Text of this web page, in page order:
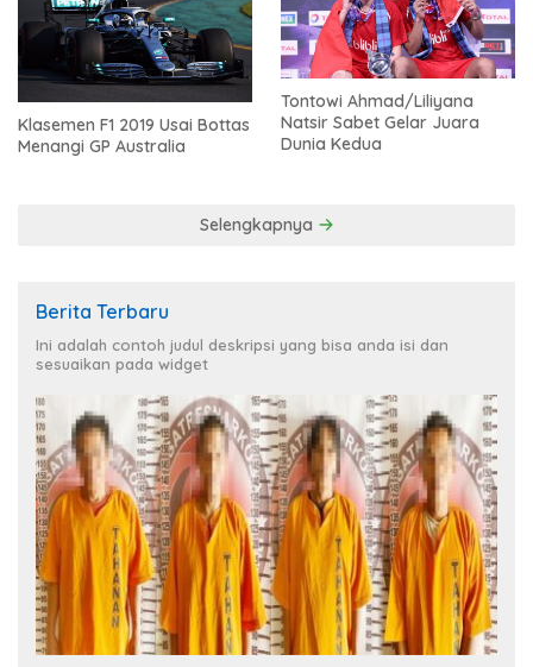
Klasemen F1 2019 Usai Bottas
Menangi GP Australia
Tontowi Ahmad/Liliyana
Natsir Sabet Gelar Juara
Dunia Kedua
Selengkapnya
Berita Terbaru
Ini adalah contoh judul deskripsi yang bisa anda isi dan
sesuaikan pada widget